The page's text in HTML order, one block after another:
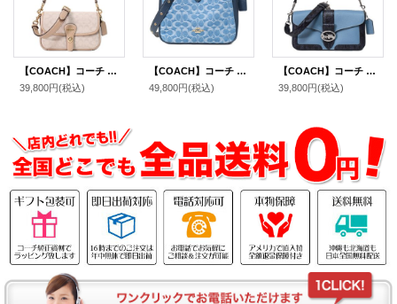
【COACH】コーチ バッグ キャンバス レザー シグネチャー ハドリー ウィズ フラップ ターンロック クロスボディ 3WAY クラッチ ショルダー ハンドバッグ ダークナチュラルマルチ（日本未発売）
39,800円(税込)
【COACH】コーチ バッグ デニム レザー シグネチャー ハドリー コンバーチブル ターンロック 2WAY 斜めがけ クロスボディー ショルダー ハンドバッグ インディゴ（日本未発売）
49,800円(税込)
【COACH】コーチ ぺブルレザー パイソン ジャージー フラップ クロスボディ 3WAY クラッチ ショルダー ハンドバッグ インディゴマルチ（日本未発売）
39,800円(税込)